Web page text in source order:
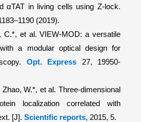
αTAT in living cells using Z-lock.
(2019).
C.*, et al.VIEW-MOD: a versatile
a modular optical design for
Opt. Express
27, 19950-
Zhao, W.*, et al.Three-dimensional
localization correlated with
[J]. Scientific reports, 2015, 5.